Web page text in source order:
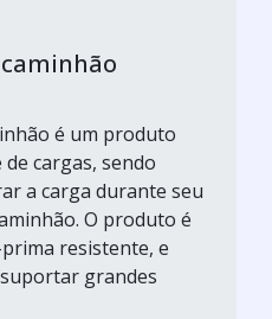
é um produto
cargas, sendo
a carga durante seu
O produto é
resistente, e
grandes